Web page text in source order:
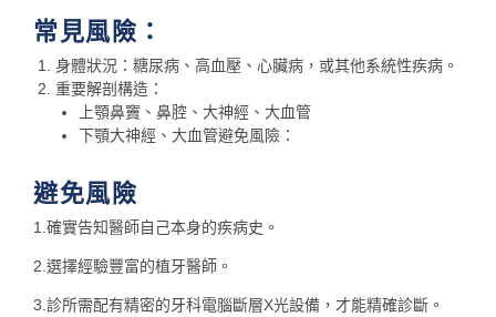
常見風險：
身體狀況：糖尿病、高血壓、心臟病，或其他系統性疾病。
重要解剖構造：
上顎鼻竇、鼻腔、大神經、大血管
下顎大神經、大血管避免風險：
避免風險
1.確實告知醫師自己本身的疾病史。
2.選擇經驗豐富的植牙醫師。
3.診所需配有精密的牙科電腦斷層X光設備，才能精確診斷。